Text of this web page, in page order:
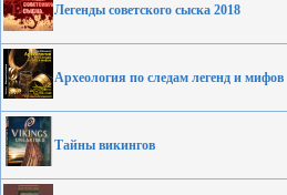
Легенды советского сыска 2018
Археология по следам легенд и мифов
Тайны викингов